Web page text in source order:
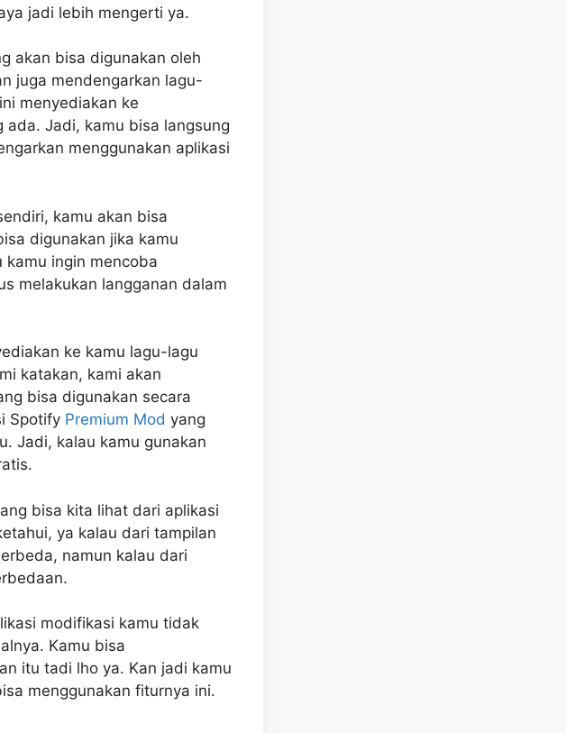
jadi lebih mengerti ya.
akan bisa digunakan oleh
juga mendengarkan lagu-
menyediakan ke
ada. Jadi, kamu bisa langsung
menggunakan aplikasi
kamu akan bisa
digunakan jika kamu
kamu ingin mencoba
melakukan langganan dalam
ke kamu lagu-lagu
katakan, kami akan
bisa digunakan secara
Spotify Premium Mod yang
Jadi, kalau kamu gunakan
bisa kita lihat dari aplikasi
ya kalau dari tampilan
namun kalau dari
modifikasi kamu tidak
Kamu bisa
itu tadi lho ya. Kan jadi kamu
menggunakan fiturnya ini.